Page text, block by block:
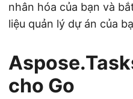
nhân hóa của bạn và
liệu quản lý dự án của
cho Go